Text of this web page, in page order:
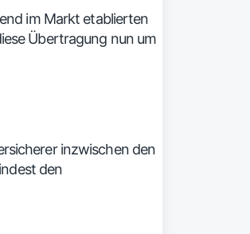
a
g
im Markt etablierten
Übertragung nun um
inzwischen den
den